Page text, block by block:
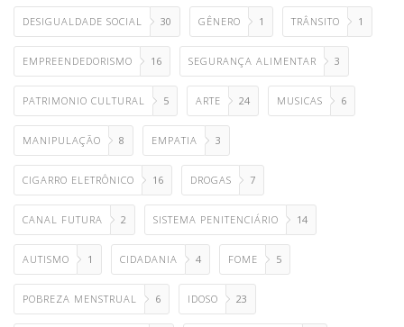
DESIGUALDADE SOCIAL 30 GÊNERO 1 TRÂNSITO 1
EMPREENDEDORISMO 16 SEGURANÇA ALIMENTAR 3
PATRIMONIO CULTURAL 5 ARTE 24 MUSICAS 6
MANIPULAÇÃO 8 EMPATIA 3
CIGARRO ELETRÔNICO 16 DROGAS 7
CANAL FUTURA 2 SISTEMA PENITENCIÁRIO 14
AUTISMO 1 CIDADANIA 4 FOME 5
POBREZA MENSTRUAL 6 IDOSO 23